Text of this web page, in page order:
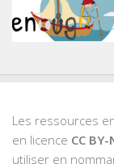
Les ressources
en licence CC BY-
utiliser en